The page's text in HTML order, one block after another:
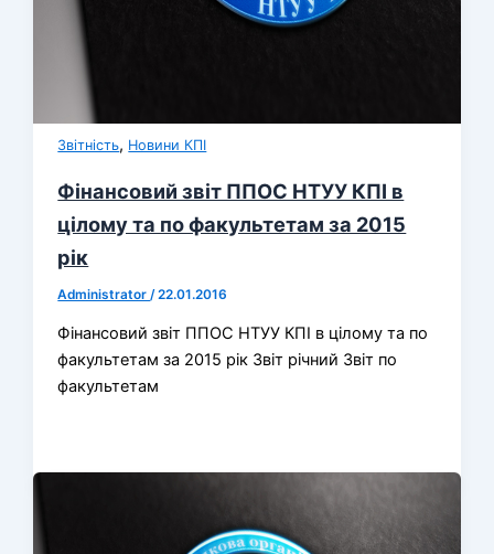
Звітність, Новини КПІ
Фінансовий звіт ППОС НТУУ КПІ в
цілому та по факультетам за 2015
рік
Administrator/22.01.2016
Фінансовий звіт ППОС НТУУ КПІ в цілому та по
факультетам за 2015 рік Звіт річний Звіт по
факультетам